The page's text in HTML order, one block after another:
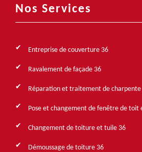
Nos Services
Entreprise de couverture 36
Ravalement de façade 36
Réparation et traitement de charpente
Pose et changement de fenêtre de toit
Changement de toiture et tuile 36
Démoussage de toiture 36